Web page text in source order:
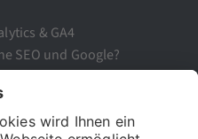
& GA4
SEO und Google?